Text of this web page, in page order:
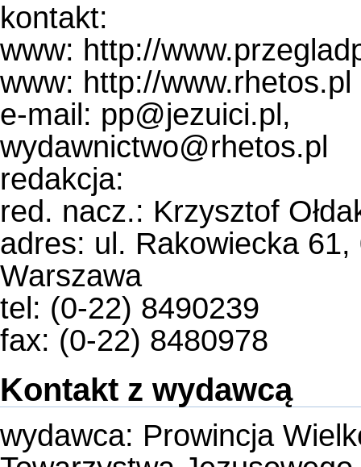
kontakt:
www: http://
www: http://www.rhetos.pl
e-mail: pp@jezuici.pl,
wydawnictwo@rhetos.pl
redakcja:
red. nacz.: Krzysztof
adres: ul. Rakowiecka 61,
Warszawa
tel: (0-22) 8490239
fax: (0-22) 8480978
Kontakt z wydawcą
wydawca: Prowincja